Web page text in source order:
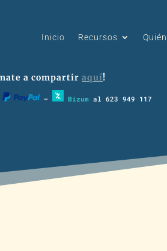
Inicio Recursos
a compartir aquí!
– Bizum al 623 949 117